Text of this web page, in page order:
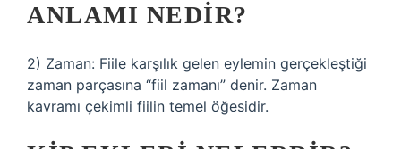
ANLAMI NEDIR?
2) Zaman: Fiile karşılık gelen eylemin gerçekleştiği
zaman parçasına “fiil zamanı” denir. Zaman
kavramı çekimli fiilin temel öğesidir.